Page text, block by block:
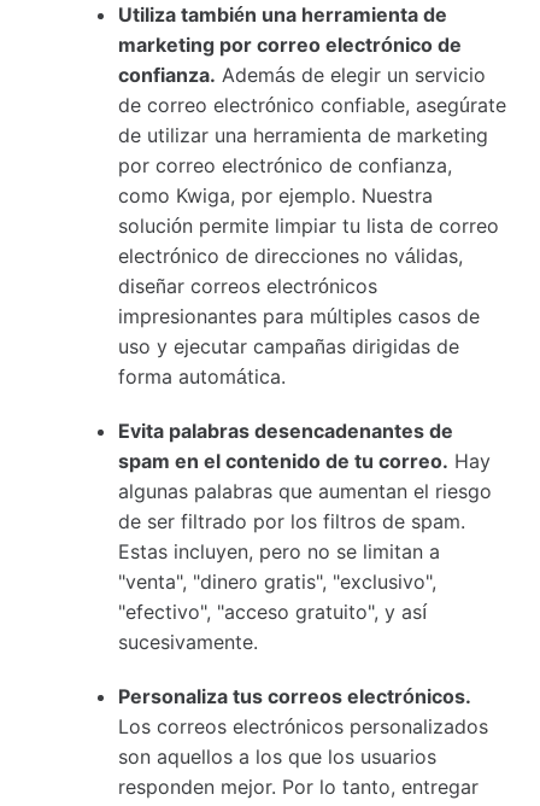
Utiliza también una herramienta de
marketing por correo electrónico de
confianza. Además de elegir un servicio
de correo electrónico confiable, asegúrate
de utilizar una herramienta de marketing
por correo electrónico de confianza,
como Kwiga, por ejemplo. Nuestra
solución permite limpiar tu lista de correo
electrónico de direcciones no válidas,
diseñar correos electrónicos
impresionantes para múltiples casos de
uso y ejecutar campañas dirigidas de
forma automática.
Evita palabras desencadenantes de
spam en el contenido de tu correo. Hay
algunas palabras que aumentan el riesgo
de ser filtrado por los filtros de spam.
Estas incluyen, pero no se limitan a
"venta", "dinero gratis", "exclusivo",
"efectivo", "acceso gratuito", y así
sucesivamente.
Personaliza tus correos electrónicos.
Los correos electrónicos personalizados
son aquellos a los que los usuarios
responden mejor. Por lo tanto, entregar